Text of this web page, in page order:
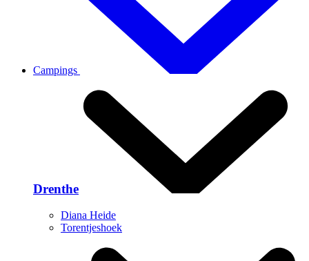
Campings
Drenthe
Diana Heide
Torentjeshoek